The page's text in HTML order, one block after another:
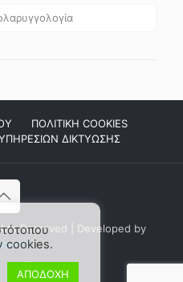
ΠΟΛΙΤΙΚΗ COOKIES
ΔΙΚΤΥΩΣΗΣ
Reserved | Developed by
cookies.
ΑΠΟΔΟΧΗ